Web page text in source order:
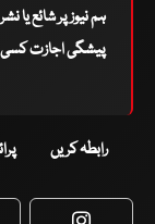
ہم نیوز پر شائع یا
پیشگی اجازت کسی
رابطہ کریں